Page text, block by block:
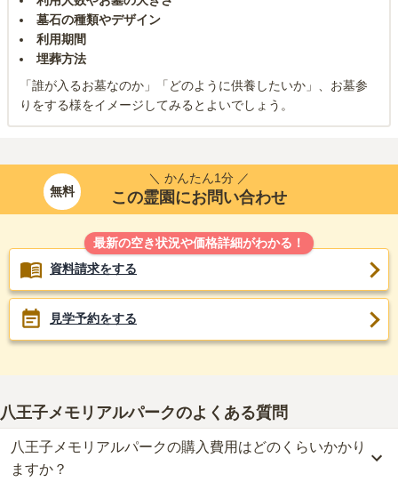
墓石の種類やデザイン
利用期間
埋葬方法
「誰が入るお墓なのか」「どのように供養したいか」、お墓参
りをする様をイメージしてみるとよいでしょう。
無料
＼ かんたん1分 ／
この霊園にお問い合わせ
最新の空き状況や価格詳細がわかる！
資料請求をする
見学予約をする
八王子メモリアルパークのよくある質問
八王子メモリアルパークの購入費用はどのくらいかかり
ますか？